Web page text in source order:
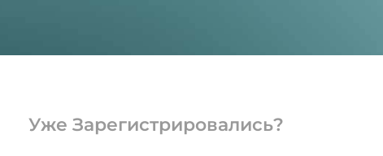
Уже Зарегистрировались?